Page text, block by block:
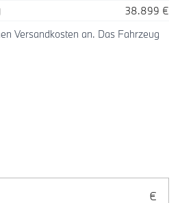
38.899 €
Versandkosten an. Das Fahrzeug
und Laufzeit